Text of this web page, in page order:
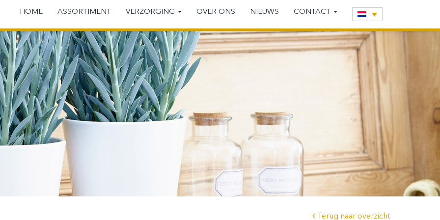
HOME ASSORTIMENT VERZORGING OVER ONS NIEUWS CONTACT
Terug naar overzicht